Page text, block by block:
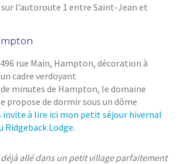
l’autoroute 1 entre Saint-Jean et
rue Main, Hampton, décoration à
cadre verdoyant
minutes de Hampton, le domaine
propose de dormir sous un dôme
invite à lire ici mon petit séjour hivernal
Ridgeback Lodge.
déjà allé dans un petit village parfaitement